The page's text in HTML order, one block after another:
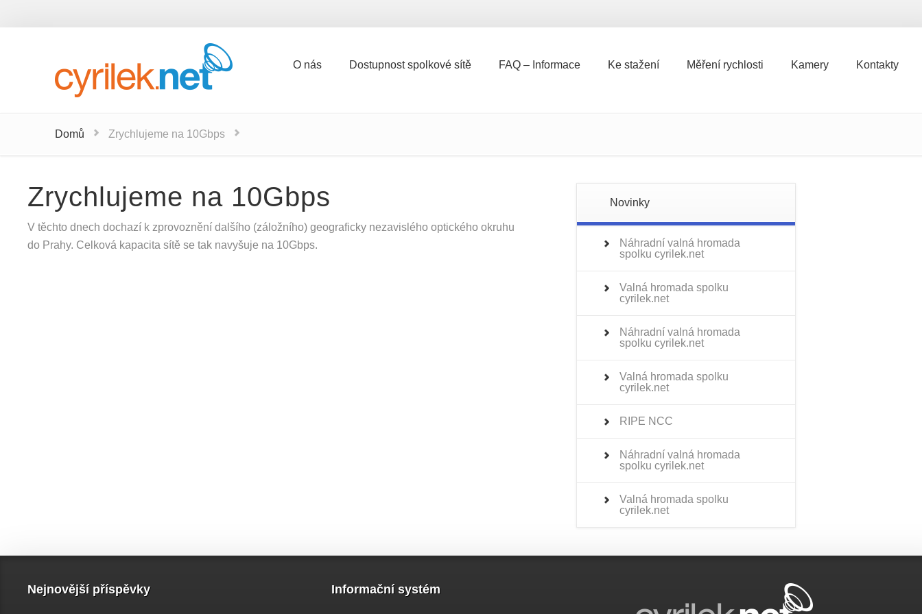
O nás Dostupnost spolkové sítě FAQ – Informace Ke stažení Měření rychlosti Kamery Kontakty
Domů Zrychlujeme na 10Gbps
Zrychlujeme na 10Gbps
V těchto dnech dochazí k zprovoznění dalšího (záložního) geograficky nezavislého optického okruhu
do Prahy. Celková kapacita sítě se tak navyšuje na 10Gbps.
Novinky
Náhradní valná hromada
spolku cyrilek.net
Valná hromada spolku
cyrilek.net
Náhradní valná hromada
spolku cyrilek.net
Valná hromada spolku
cyrilek.net
RIPE NCC
Náhradní valná hromada
spolku cyrilek.net
Valná hromada spolku
cyrilek.net
Nejnovější příspěvky Informační systém